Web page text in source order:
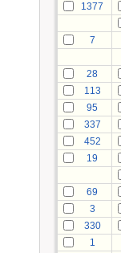
1377
7
28
113
95
337
452
19
69
3
330
1